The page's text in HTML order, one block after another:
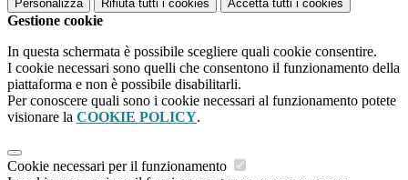
Personalizza Rifiuta tutti i cookies Accetta tutti i cookies
Gestione cookie
In questa schermata è possibile scegliere quali cookie consentire.
I cookie necessari sono quelli che consentono il funzionamento della
piattaforma e non è possibile disabilitarli.
Per conoscere quali sono i cookie necessari al funzionamento potete
visionare la COOKIE POLICY.
Cookie necessari per il funzionamento